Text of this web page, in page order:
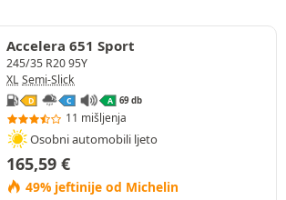
Accelera 651 Sport
245/35 R20 95Y
XL Semi-Slick
D C A 69 db
11 mišljenja
Osobni automobili ljeto
165,59 €
49% jeftinije od Michelin